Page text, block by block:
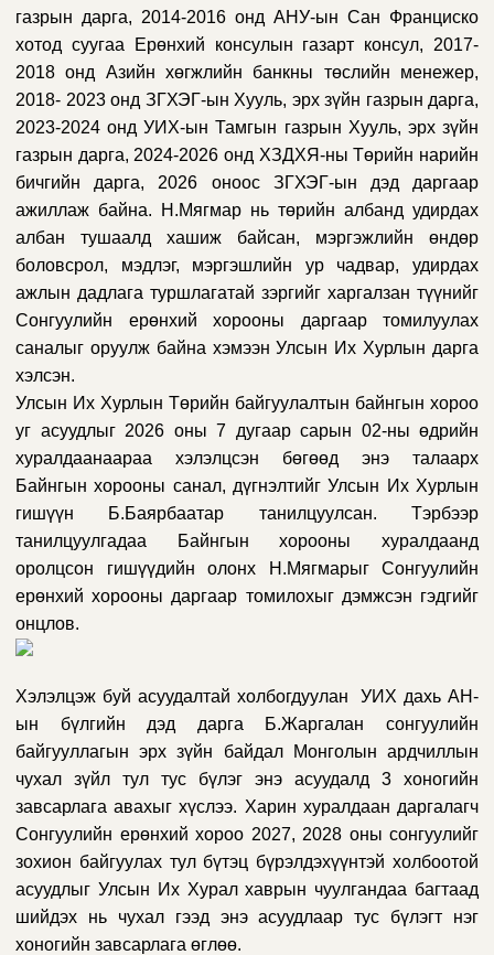
газрын дарга, 2014-2016 онд АНУ-ын Сан Франциско
хотод суугаа Ерөнхий консулын газарт консул, 2017-
2018 онд Азийн хөгжлийн банкны төслийн менежер,
2018- 2023 онд ЗГХЭГ-ын Хууль, эрх зүйн газрын дарга,
2023-2024 онд УИХ-ын Тамгын газрын Хууль, эрх зүйн
газрын дарга, 2024-2026 онд ХЗДХЯ-ны Төрийн нарийн
бичгийн дарга, 2026 оноос ЗГХЭГ-ын дэд даргаар
ажиллаж байна. Н.Мягмар нь төрийн албанд удирдах
албан тушаалд хашиж байсан, мэргэжлийн өндөр
боловсрол, мэдлэг, мэргэшлийн ур чадвар, удирдах
ажлын дадлага туршлагатай зэргийг харгалзан түүнийг
Сонгуулийн ерөнхий хорооны даргаар томилуулах
саналыг оруулж байна хэмээн Улсын Их Хурлын дарга
хэлсэн.
Улсын Их Хурлын Төрийн байгуулалтын байнгын хороо
уг асуудлыг 2026 оны 7 дугаар сарын 02-ны өдрийн
хуралдаанаараа хэлэлцсэн бөгөөд энэ талаарх
Байнгын хорооны санал, дүгнэлтийг Улсын Их Хурлын
гишүүн Б.Баярбаатар танилцуулсан. Тэрбээр
танилцуулгадаа Байнгын хорооны хуралдаанд
оролцсон гишүүдийн олонх Н.Мягмарыг Сонгуулийн
ерөнхий хорооны даргаар томилохыг дэмжсэн гэдгийг
онцлов.
Хэлэлцэж буй асуудалтай холбогдуулан УИХ дахь АН-
ын бүлгийн дэд дарга Б.Жаргалан сонгуулийн
байгууллагын эрх зүйн байдал Монголын ардчиллын
чухал зүйл тул тус бүлэг энэ асуудалд 3 хоногийн
завсарлага авахыг хүслээ. Харин хуралдаан даргалагч
Сонгуулийн ерөнхий хороо 2027, 2028 оны сонгуулийг
зохион байгуулах тул бүтэц бүрэлдэхүүнтэй холбоотой
асуудлыг Улсын Их Хурал хаврын чуулгандаа багтаад
шийдэх нь чухал гээд энэ асуудлаар тус бүлэгт нэг
хоногийн завсарлага өглөө.